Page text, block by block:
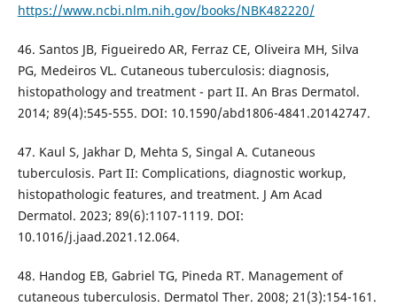
https://www.ncbi.nlm.nih.gov/books/NBK482220/
46. Santos JB, Figueiredo AR, Ferraz CE, Oliveira MH, Silva
PG, Medeiros VL. Cutaneous tuberculosis: diagnosis,
histopathology and treatment - part II. An Bras Dermatol.
2014; 89(4):545-555. DOI: 10.1590/abd1806-4841.20142747.
47. Kaul S, Jakhar D, Mehta S, Singal A. Cutaneous
tuberculosis. Part II: Complications, diagnostic workup,
histopathologic features, and treatment. J Am Acad
Dermatol. 2023; 89(6):1107-1119. DOI:
10.1016/j.jaad.2021.12.064.
48. Handog EB, Gabriel TG, Pineda RT. Management of
cutaneous tuberculosis. Dermatol Ther. 2008; 21(3):154-161.